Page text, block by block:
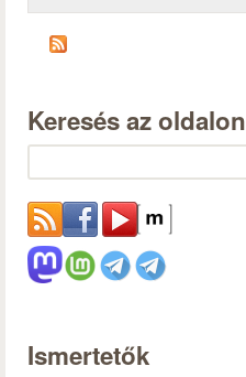
Keresés az oldalon
Ismertetők